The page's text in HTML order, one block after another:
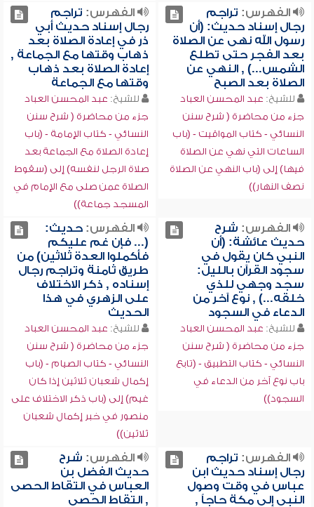
الفهرس: تراجم
رجال إسناد حديث: (أن
رسول الله نهى عن الصلاة
بعد الفجر حتى تطلع
الشمس...) , النهي عن
الصلاة بعد الصبح
للشيخ: عبد المحسن العباد
جزء من محاضرة ( شرح سنن
النسائي - كتاب المواقيت - (باب
الساعات التي نهي عن الصلاة
فيها) إلى (باب النهي عن الصلاة
نصف النهار))
الفهرس: تراجم
رجال إسناد حديث أبي
ذر في إعادة الصلاة بعد
ذهاب وقتها مع الجماعة ,
إعادة الصلاة بعد ذهاب
وقتها مع الجماعة
للشيخ: عبد المحسن العباد
جزء من محاضرة ( شرح سنن
النسائي - كتاب الإمامة - (باب
إعادة الصلاة مع الجماعة بعد
صلاة الرجل لنفسه) إلى (سقوط
الصلاة عمن صلى مع الإمام في
المسجد جماعة))
الفهرس: شرح
حديث عائشة: (أن
النبي كان يقول في
سجود القرآن بالليل:
سجد وجهي للذي
خلقه...) , نوع آخر من
الدعاء في السجود
للشيخ: عبد المحسن العباد
جزء من محاضرة ( شرح سنن
النسائي - كتاب التطبيق - (تابع
باب نوع آخر من الدعاء في
السجود))
الفهرس:حديث:
(... فإن غم عليكم
فأكملوا العدة ثلاثين) من
طريق ثامنة وتراجم رجال
إسناده , ذكر الاختلاف
على الزهري في هذا
الحديث
للشيخ: عبد المحسن العباد
جزء من محاضرة ( شرح سنن
النسائي - كتاب الصيام - (باب
إكمال شعبان ثلاثين إذا كان
غيم) إلى (باب ذكر الاختلاف على
منصور في خبر إكمال شعبان
ثلاثين))
الفهرس: تراجم
رجال إسناد حديث ابن
عباس في وقت وصول
النبي إلى مكة حاجاً ,
الفهرس: شرح
حديث الفضل بن
العباس في التقاط الحصى
, التقاط الحصى